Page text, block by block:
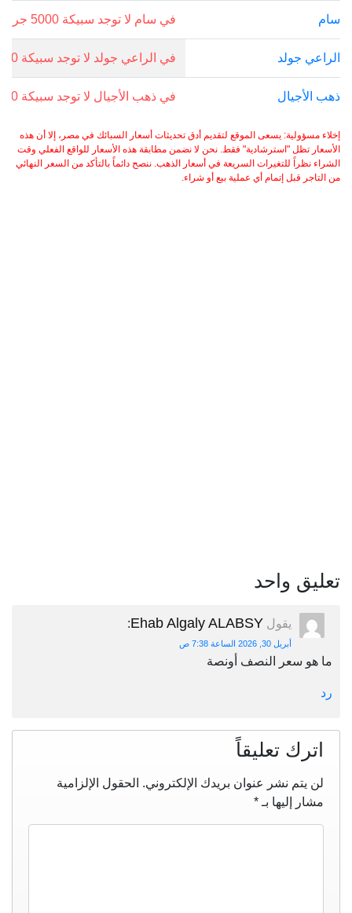
سام في سام لا توجد سبيكة 5000 جرام.
الراعي جولد في الراعي جولد لا توجد سبيكة 5000 جرام.
ذهب الأجيال في ذهب الأجيال لا توجد سبيكة 5000 جرام.
إخلاء مسؤولية: يسعى الموقع لتقديم أدق تحديثات أسعار السبائك في مصر، إلا أن هذه
الأسعار تظل "استرشادية" فقط. نحن لا نضمن مطابقة هذه الأسعار للواقع الفعلي وقت
الشراء نظراً للتغيرات السريعة في أسعار الذهب. ننصح دائماً بالتأكد من السعر النهائي
من التاجر قبل إتمام أي عملية بيع أو شراء.
تعليق واحد
يقول Ehab Algaly ALABSY
:
أبريل 30, 2026 الساعة 7:38 ص
ما هو سعر النصف أونصة
رد
اترك تعليقاً
لن يتم نشر عنوان بريدك الإلكتروني. الحقول الإلزامية
مشار إليها بـ *